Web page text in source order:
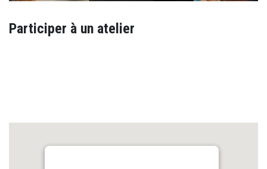
Participer à un atelier